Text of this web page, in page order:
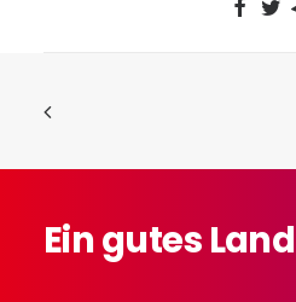
EingutesLand